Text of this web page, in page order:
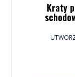
Kraty